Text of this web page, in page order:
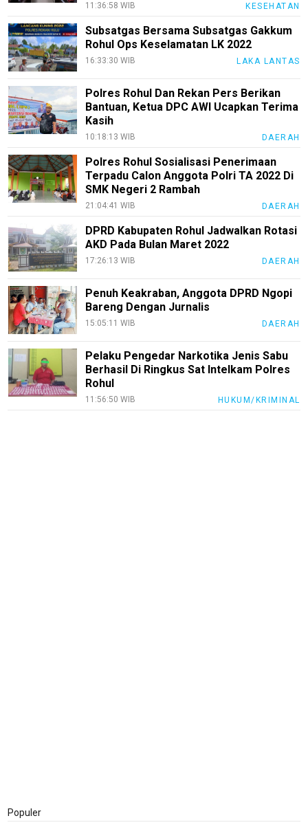
11:36:58 WIB KESEHATAN
Subsatgas Bersama Subsatgas Gakkum
Rohul Ops Keselamatan LK 2022
16:33:30 WIB LAKA LANTAS
Polres Rohul Dan Rekan Pers Berikan
Bantuan, Ketua DPC AWI Ucapkan Terima
Kasih
10:18:13 WIB DAERAH
Polres Rohul Sosialisasi Penerimaan
Terpadu Calon Anggota Polri TA 2022 Di
SMK Negeri 2 Rambah
21:04:41 WIB DAERAH
DPRD Kabupaten Rohul Jadwalkan Rotasi
AKD Pada Bulan Maret 2022
17:26:13 WIB DAERAH
Penuh Keakraban, Anggota DPRD Ngopi
Bareng Dengan Jurnalis
15:05:11 WIB DAERAH
Pelaku Pengedar Narkotika Jenis Sabu
Berhasil Di Ringkus Sat Intelkam Polres
Rohul
11:56:50 WIB HUKUM/KRIMINAL
Populer